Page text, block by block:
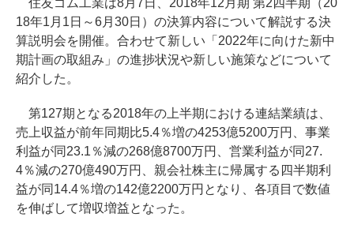
住友ゴム工業は8月7日、2018年12月期 第2四半期（20
18年1月1日～6月30日）の決算内容について解説する決
算説明会を開催。合わせて新しい「2022年に向けた新中
期計画の取組み」の進捗状況や新しい施策などについて
紹介した。
第127期となる2018年の上半期における連結業績は、
売上収益が前年同期比5.4％増の4253億5200万円、事業
利益が同23.1％減の268億8700万円、営業利益が同27.
4％減の270億490万円、親会社株主に帰属する四半期利
益が同14.4％増の142億2200万円となり、各項目で数値
を伸ばして増収増益となった。